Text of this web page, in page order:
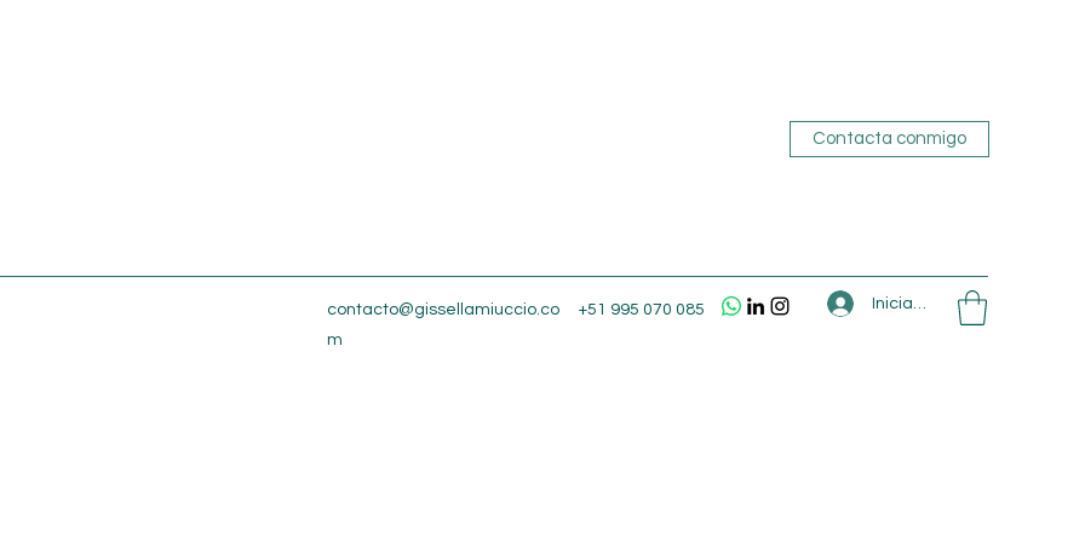
Contacta conmigo
contacto@gissellamiuccio.co
m
+51 995 070 085 Iniciar sesión